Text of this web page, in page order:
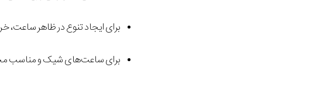
برای ایجاد تنوع در ظاهر ساعت،
برای ساعت‌های شیک و مناسب